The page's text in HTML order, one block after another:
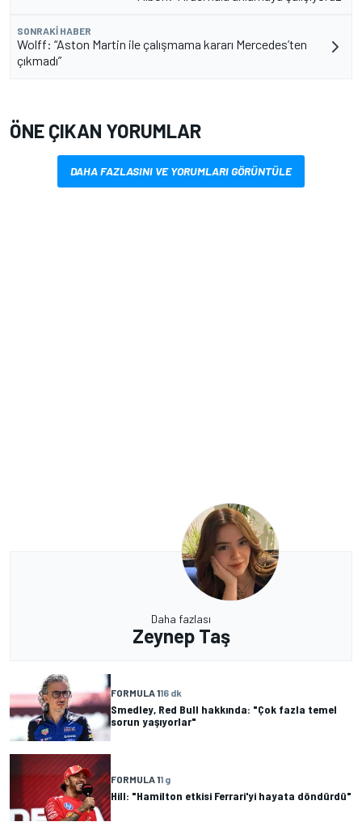
SONRAKI HABER
Wolff: “Aston Martin ile çalışmama kararı Mercedes’ten
çıkmadı”
ÖNE ÇIKAN YORUMLAR
DAHA FAZLASINI VE YORUMLARI GÖRÜNTÜLE
Daha fazlası
Zeynep Taş
FORMULA 116 dk
Smedley, Red Bull hakkında: "Çok fazla temel
sorun yaşıyorlar"
FORMULA 11 g
Hill: "Hamilton etkisi Ferrari'yi hayata döndürdü"